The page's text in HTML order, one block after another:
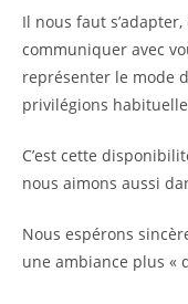
Il nous faut
communiquer avec
représenter le mode
privilégions
C’est cette
nous aimons aussi
Nous espérons
une ambiance plus «